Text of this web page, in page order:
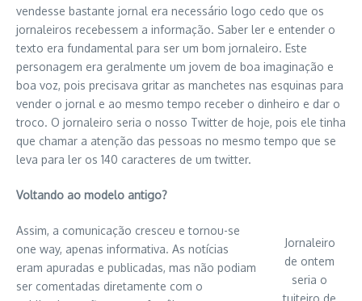
vendesse bastante jornal era necessário logo cedo que os
jornaleiros recebessem a informação. Saber ler e entender o
texto era fundamental para ser um bom jornaleiro. Este
personagem era geralmente um jovem de boa imaginação e
boa voz, pois precisava gritar as manchetes nas esquinas para
vender o jornal e ao mesmo tempo receber o dinheiro e dar o
troco. O jornaleiro seria o nosso Twitter de hoje, pois ele tinha
que chamar a atenção das pessoas no mesmo tempo que se
leva para ler os 140 caracteres de um twitter.
Voltando ao modelo antigo?
Jornaleiro
de ontem
seria o
tuiteiro de
Assim, a comunicação cresceu e tornou-se
one way, apenas informativa. As notícias
eram apuradas e publicadas, mas não podiam
ser comentadas diretamente com o